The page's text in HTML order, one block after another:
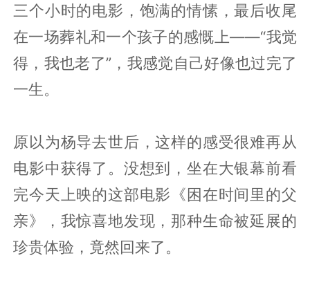
三个小时的电影，饱满的情愫，最后收尾
在一场葬礼和一个孩子的感慨上——“我觉
得，我也老了”，我感觉自己好像也过完了
一生。
原以为杨导去世后，这样的感受很难再从
电影中获得了。没想到，坐在大银幕前看
完今天上映的这部电影《困在时间里的父
亲》，我惊喜地发现，那种生命被延展的
珍贵体验，竟然回来了。